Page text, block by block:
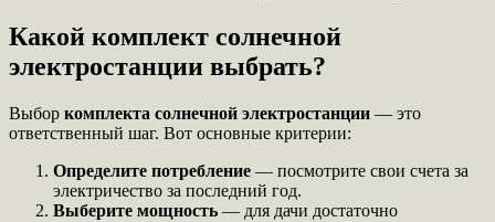
Какой комплект солнечной
электростанции выбрать?
Выбор комплекта солнечной электростанции — это
ответственный шаг. Вот основные критерии:
Определите потребление — посмотрите свои счета за
электричество за последний год.
Выберите мощность — для дачи достаточно